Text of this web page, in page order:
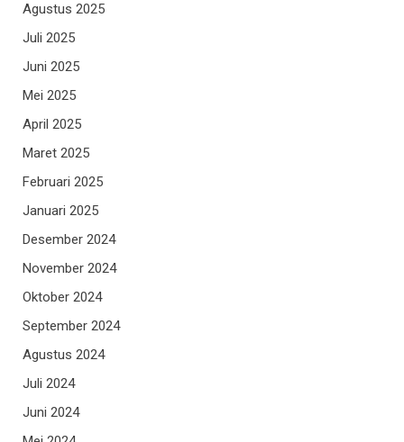
Agustus 2025
Juli 2025
Juni 2025
Mei 2025
April 2025
Maret 2025
Februari 2025
Januari 2025
Desember 2024
November 2024
Oktober 2024
September 2024
Agustus 2024
Juli 2024
Juni 2024